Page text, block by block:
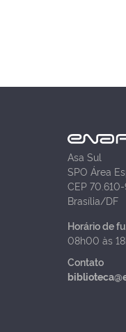
Asa Sul
SPO Área
CEP
Brasília/DF
Horário de
08h00 às
Contato